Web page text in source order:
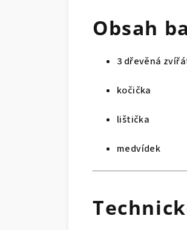
Obsah
3 dřevěná
kočička
lištička
medvídek